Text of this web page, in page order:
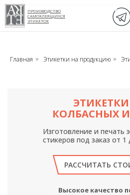
ПРОИЗВОДСТВО
САМОКЛЕЯЩИХСЯ
ЭТИКЕТОК
Главная » Этикетки на продукцию »
Изготовление и печать
стикеров под заказ от 1
КОЛБАСНЫХ
РАССЧИТАТЬ
Высокое качество